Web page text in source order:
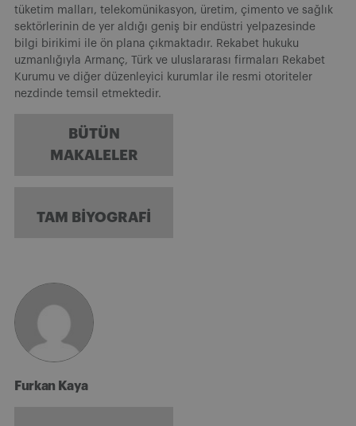
tüketim malları, telekomünikasyon, üretim, çimento ve sağlık
sektörlerinin de yer aldığı geniş bir endüstri yelpazesinde
bilgi birikimi ile ön plana çıkmaktadır. Rekabet hukuku
uzmanlığıyla Armanç, Türk ve uluslararası firmaları Rekabet
Kurumu ve diğer düzenleyici kurumlar ile resmi otoriteler
nezdinde temsil etmektedir.
BÜTÜN
MAKALELER
TAM BIYOGRAFI
Furkan Kaya